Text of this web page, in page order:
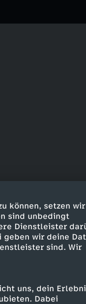
können, setzen wir
sind unbedingt
Dienstleister
wir deine
sind. Wir
uns, dein
Dabei